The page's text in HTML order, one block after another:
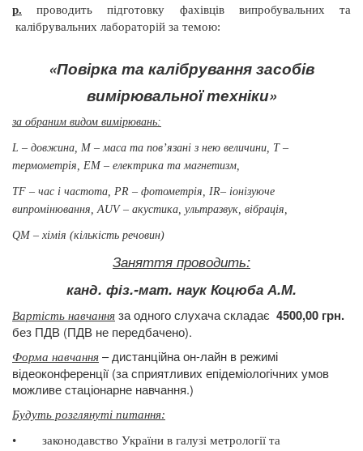
р.
проводить підготовку фахівців випробувальних та
калібрувальних лабораторій за темою:
«Повірка та калібрування засобів
вимірювальної техніки»
за обраним видом вимірювань:
L – довжина, М – маса та пов’язані з нею величини, Т –
термометрія, ЕМ – електрика та магнетизм,
ТF – час і частота, РR – фотометрія, ІR– іонізуюче
випромінювання, АUV – акустика, ультразвук, вібрація,
QМ – хімія (кількість речовин)
Заняття проводить:
канд. фіз.-мат. наук Коцюба А.М.
Вартість навчання за одного слухача складає 4500,00 грн.
без ПДВ (ПДВ не передбачено).
Форма навчання – дистанційна он-лайн в режимі
відеоконференції (за сприятливих епідеміологічних умов
можливе стаціонарне навчання.)
Будуть розглянуті питання:
•
законодавство України в галузі метрології та